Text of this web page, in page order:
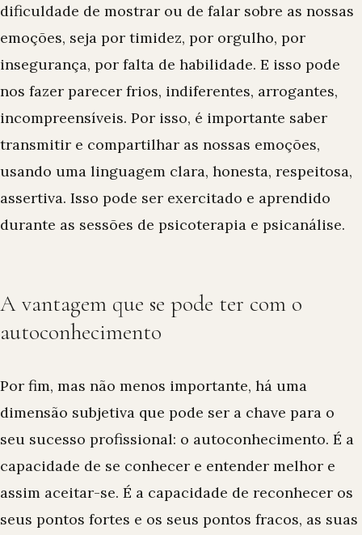
dificuldade de mostrar ou de falar sobre as nossas
emoções, seja por timidez, por orgulho, por
insegurança, por falta de habilidade. E isso pode
nos fazer parecer frios, indiferentes, arrogantes,
incompreensíveis. Por isso, é importante saber
transmitir e compartilhar as nossas emoções,
usando uma linguagem clara, honesta, respeitosa,
assertiva. Isso pode ser exercitado e aprendido
durante as sessões de psicoterapia e psicanálise.
A vantagem que se pode ter com o
autoconhecimento
Por fim, mas não menos importante, há uma
dimensão subjetiva que pode ser a chave para o
seu sucesso profissional: o autoconhecimento. É a
capacidade de se conhecer e entender melhor e
assim aceitar-se. É a capacidade de reconhecer os
seus pontos fortes e os seus pontos fracos, as suas